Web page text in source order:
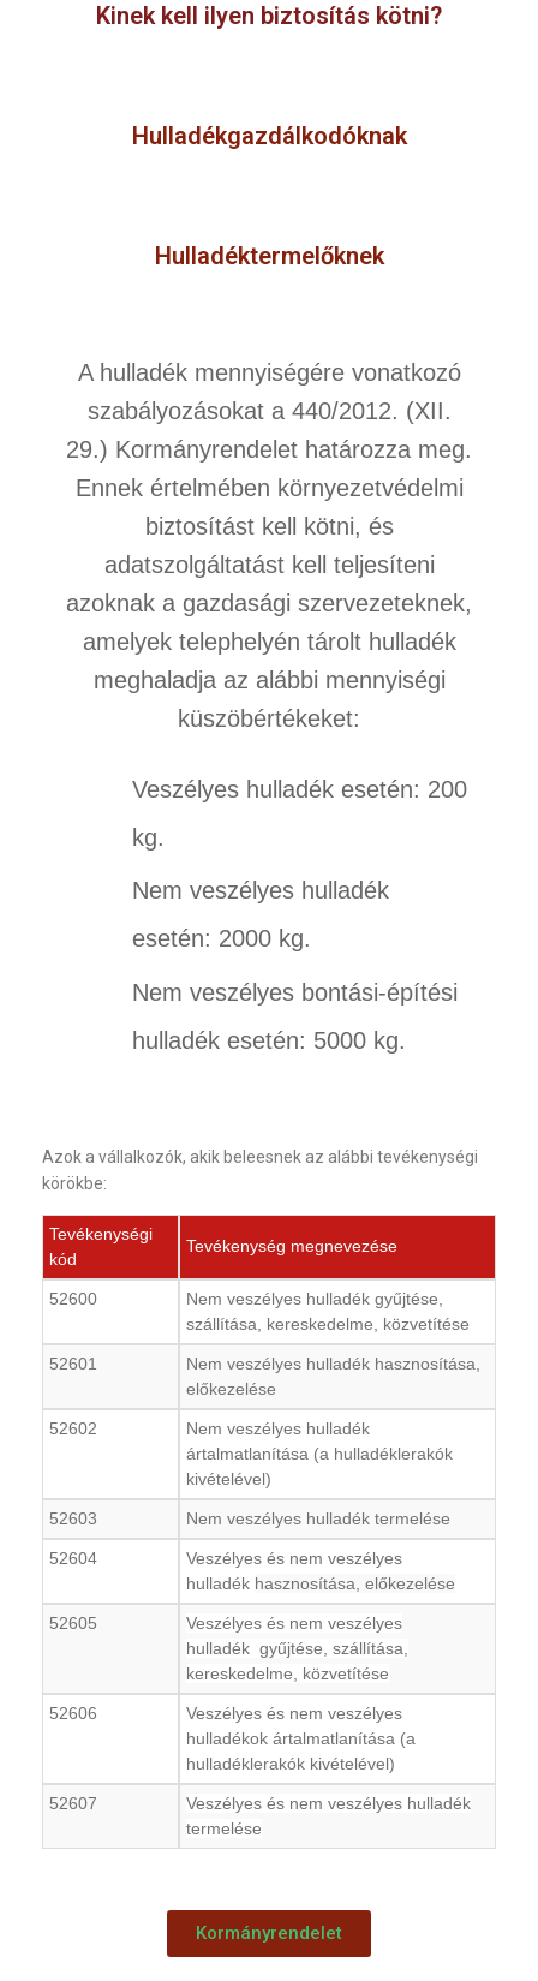
Kinek kell ilyen biztosítás kötni?
Hulladékgazdálkodóknak
Hulladéktermelőknek
A hulladék mennyiségére vonatkozó
szabályozásokat a 440/2012. (XII.
29.) Kormányrendelet határozza meg.
Ennek értelmében környezetvédelmi
biztosítást kell kötni, és
adatszolgáltatást kell teljesíteni
azoknak a gazdasági szervezeteknek,
amelyek telephelyén tárolt hulladék
meghaladja az alábbi mennyiségi
küszöbértékeket:
Veszélyes hulladék esetén: 200
kg.
Nem veszélyes hulladék
esetén: 2000 kg.
Nem veszélyes bontási-építési
hulladék esetén: 5000 kg.
Azok a vállalkozók, akik beleesnek az alábbi tevékenységi
körökbe:
Tevékenységi
kód
Tevékenység megnevezése
52600
Nem veszélyes hulladék gyűjtése,
szállítása, kereskedelme, közvetítése
52601
Nem veszélyes hulladék hasznosítása,
előkezelése
52602
Nem veszélyes hulladék
ártalmatlanítása (a hulladéklerakók
kivételével)
52603 Nem veszélyes hulladék termelése
52604
Veszélyes és nem veszélyes
hulladék hasznosítása, előkezelése
52605
Veszélyes és nem veszélyes
hulladék gyűjtése, szállítása,
kereskedelme, közvetítése
52606
Veszélyes és nem veszélyes
hulladékok ártalmatlanítása (a
hulladéklerakók kivételével)
52607
Veszélyes és nem veszélyes hulladék
termelése
Kormányrendelet